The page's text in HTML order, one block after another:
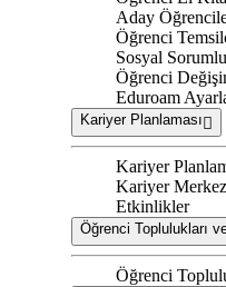
Aday
Öğrenci
Sosyal
Öğrenci
Eduroam
Kariyer Planlaması
Kariyer
Kariyer
Etkinlikler
Öğrenci Toplulukları
Öğrenci